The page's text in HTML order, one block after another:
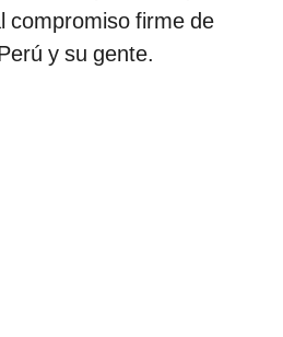
compromiso firme de
y su gente.